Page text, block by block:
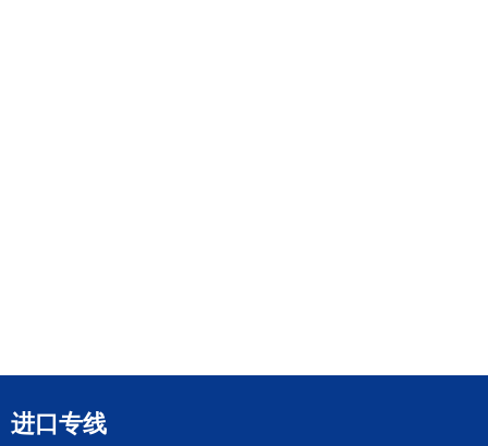
进口专线